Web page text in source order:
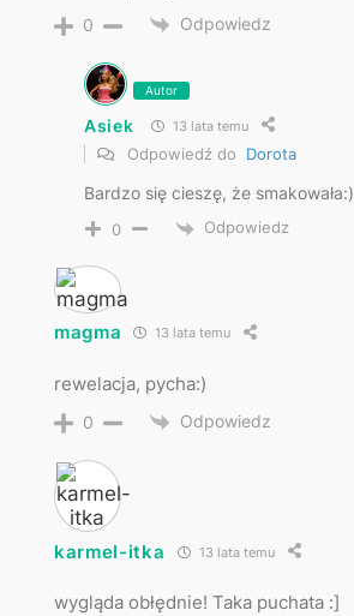
0 Odpowiedz
Autor
Asiek 13 lata temu
Odpowiedź do Dorota
Bardzo się cieszę, że smakowała:)
0 Odpowiedz
magma 13 lata temu
rewelacja, pycha:)
0 Odpowiedz
karmel-itka 13 lata temu
wygląda obłędnie! Taka puchata :]